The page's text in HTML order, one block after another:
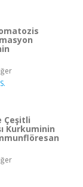
Çeşitli
Kurkuminin